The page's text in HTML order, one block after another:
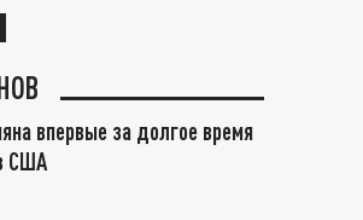
впервые за долгое время
США